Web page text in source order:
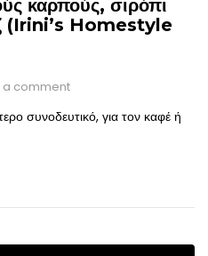
καρπούς, σιρόπι
(Irini’s Homestyle
a comment
συνοδευτικό, για τον καφέ ή